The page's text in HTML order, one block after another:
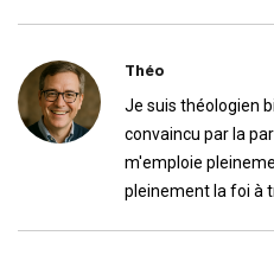
Théo
Je suis théologien
convaincu par la
m'emploie
pleinement la foi à